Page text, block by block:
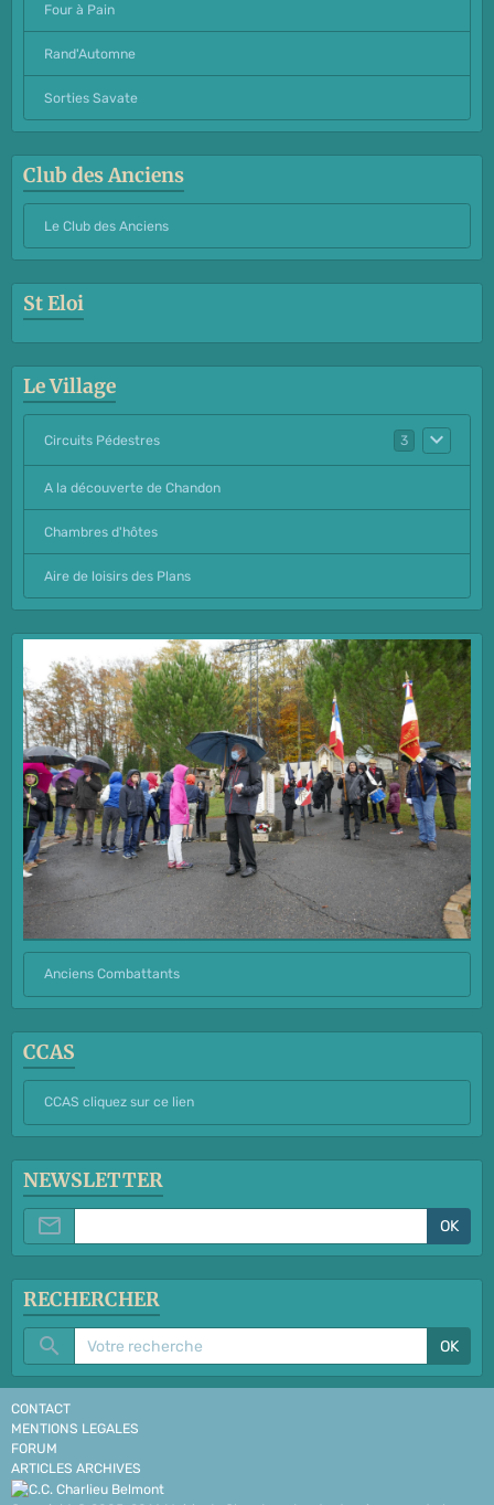
Four à Pain
Rand'Automne
Sorties Savate
Club des Anciens
Le Club des Anciens
St Eloi
Le Village
Circuits Pédestres 3
A la découverte de Chandon
Chambres d'hôtes
Aire de loisirs des Plans
Anciens Combattants
CCAS
CCAS cliquez sur ce lien
NEWSLETTER
OK
RECHERCHER
OK
CONTACT
MENTIONS LEGALES
FORUM
ARTICLES ARCHIVES